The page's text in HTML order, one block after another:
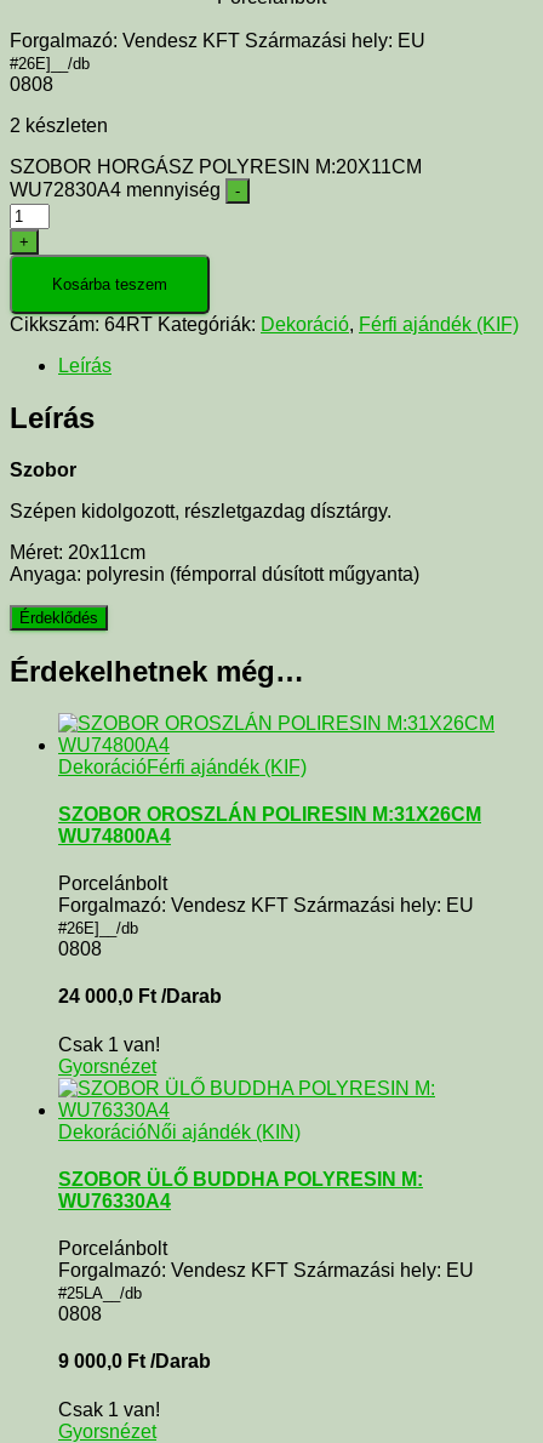
Forgalmazó: Vendesz KFT Származási hely: EU
#26E]__/db
0808
2 készleten
SZOBOR HORGÁSZ POLYRESIN M:20X11CM
WU72830A4 mennyiség
-
+
Kosárba teszem
Cikkszám: 64RT Kategóriák: Dekoráció, Férfi ajándék (KIF)
Leírás
Leírás
Szobor
Szépen kidolgozott, részletgazdag dísztárgy.
Méret: 20x11cm
Anyaga: polyresin (fémporral dúsított műgyanta)
Érdekelhetnek még…
DekorációFérfi ajándék (KIF)
SZOBOR OROSZLÁN POLIRESIN M:31X26CM
WU74800A4
Porcelánbolt
Forgalmazó: Vendesz KFT Származási hely: EU
#26E]__/db
0808
24 000,0 Ft /Darab
Csak 1 van!
Gyorsnézet
DekorációNői ajándék (KIN)
SZOBOR ÜLŐ BUDDHA POLYRESIN M:
WU76330A4
Porcelánbolt
Forgalmazó: Vendesz KFT Származási hely: EU
#25LA__/db
0808
9 000,0 Ft /Darab
Csak 1 van!
Gyorsnézet